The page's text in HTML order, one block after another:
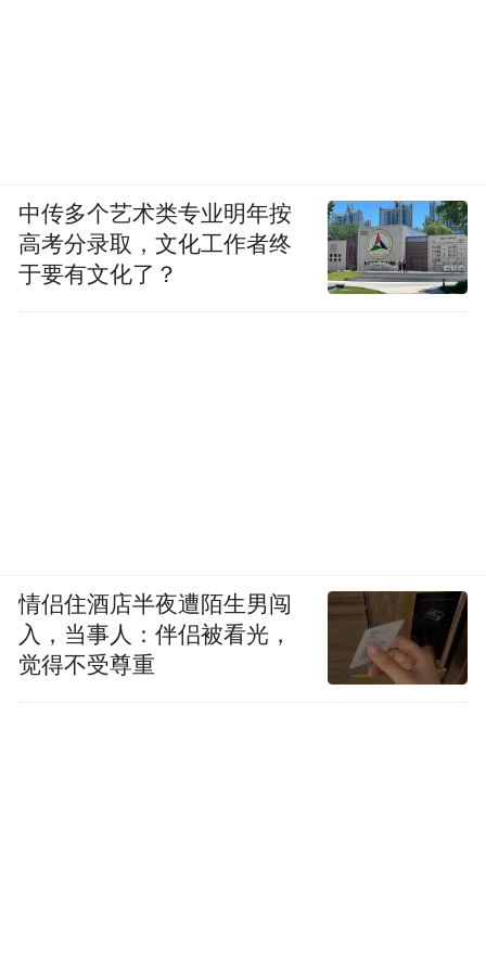
中传多个艺术类专业明年按
高考分录取，文化工作者终
于要有文化了？
情侣住酒店半夜遭陌生男闯
入，当事人：伴侣被看光，
觉得不受尊重